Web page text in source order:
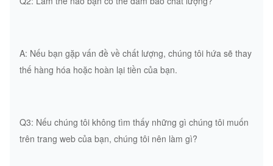
A: Nếu bạn gặp vấn đề về chất lượng, chúng tôi hứa sẽ thay
thế hàng hóa hoặc hoàn lại tiền của bạn.
Q3: Nếu chúng tôi không tìm thấy những gì chúng tôi muốn
trên trang web của bạn, chúng tôi nên làm gì?